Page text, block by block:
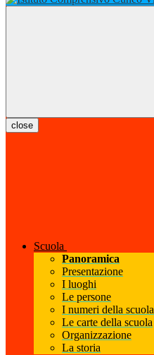
close
Scuola
Panoramica
Presentazione
I luoghi
Le persone
I numeri della scuola
Le carte della scuola
Organizzazione
La storia